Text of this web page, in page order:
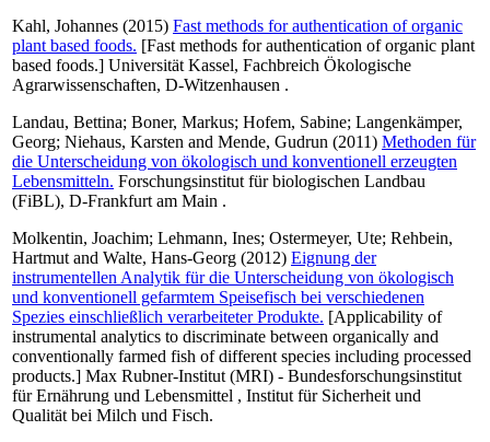
Kahl, Johannes (2015) Fast methods for authentication of organic
plant based foods. [Fast methods for authentication of organic plant
based foods.] Universität Kassel, Fachbreich Ökologische
Agrarwissenschaften, D-Witzenhausen .
Landau, Bettina; Boner, Markus; Hofem, Sabine; Langenkämper,
Georg; Niehaus, Karsten and Mende, Gudrun (2011) Methoden für
die Unterscheidung von ökologisch und konventionell erzeugten
Lebensmitteln. Forschungsinstitut für biologischen Landbau
(FiBL), D-Frankfurt am Main .
Molkentin, Joachim; Lehmann, Ines; Ostermeyer, Ute; Rehbein,
Hartmut and Walte, Hans-Georg (2012) Eignung der
instrumentellen Analytik für die Unterscheidung von ökologisch
und konventionell gefarmtem Speisefisch bei verschiedenen
Spezies einschließlich verarbeiteter Produkte. [Applicability of
instrumental analytics to discriminate between organically and
conventionally farmed fish of different species including processed
products.] Max Rubner-Institut (MRI) - Bundesforschungsinstitut
für Ernährung und Lebensmittel , Institut für Sicherheit und
Qualität bei Milch und Fisch.